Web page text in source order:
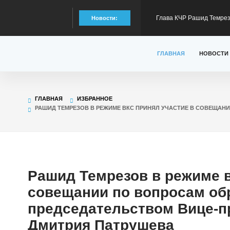
Новости: Глава КЧР Рашид
специальной военной
Глава КЧР Рашид
предстоящему
ГЛАВНАЯ НОВОСТИ
ГЛАВНАЯ
ИЗБРАННОЕ
РАШИД ТЕМРЕЗОВ В РЕЖИМЕ ВКС ПРИНЯЛ УЧАСТИЕ В
Рашид Темрезов в режиме
совещании по вопросам
председательством Вице-
Дмитрия Патрушева